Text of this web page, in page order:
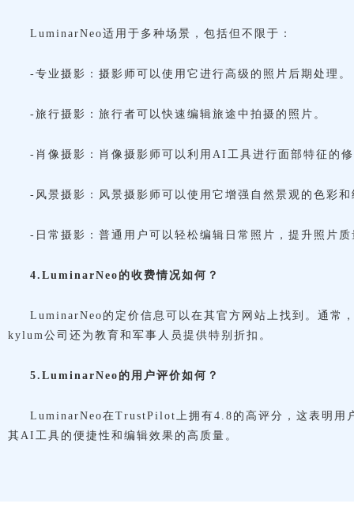
LuminarNeo适用于多种场景，包括但不限于：
-专业摄影：摄影师可以使用它进行高级的照片后期处理。
-旅行摄影：旅行者可以快速编辑旅途中拍摄的照片。
-肖像摄影：肖像摄影师可以利用AI工具进行面部特征的
-风景摄影：风景摄影师可以使用它增强自然景观的色彩
-日常摄影：普通用户可以轻松编辑日常照片，提升照片质
4.LuminarNeo的收费情况如何？
LuminarNeo的定价信息可以在其官方网站上找到。通常
kylum公司还为教育和军事人员提供特别折扣。
5.LuminarNeo的用户评价如何？
LuminarNeo在TrustPilot上拥有4.8的高评分，这表明用
其AI工具的便捷性和编辑效果的高质量。